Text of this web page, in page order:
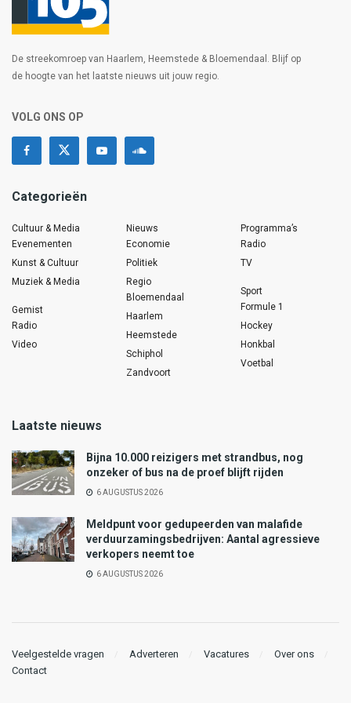
De streekomroep van Haarlem, Heemstede & Bloemendaal. Blijf op
de hoogte van het laatste nieuws uit jouw regio.
VOLG ONS OP
Categorieën
Cultuur & Media
Evenementen
Kunst & Cultuur
Muziek & Media
Gemist
Radio
Video
Nieuws
Economie
Politiek
Regio
Bloemendaal
Haarlem
Heemstede
Schiphol
Zandvoort
Programma’s
Radio
TV
Sport
Formule 1
Hockey
Honkbal
Voetbal
Laatste nieuws
Bijna 10.000 reizigers met strandbus, nog
onzeker of bus na de proef blijft rijden
6 AUGUSTUS 2026
Meldpunt voor gedupeerden van malafide
verduurzamingsbedrijven: Aantal agressieve
verkopers neemt toe
6 AUGUSTUS 2026
Veelgestelde vragen Adverteren Vacatures
Over ons
Contact